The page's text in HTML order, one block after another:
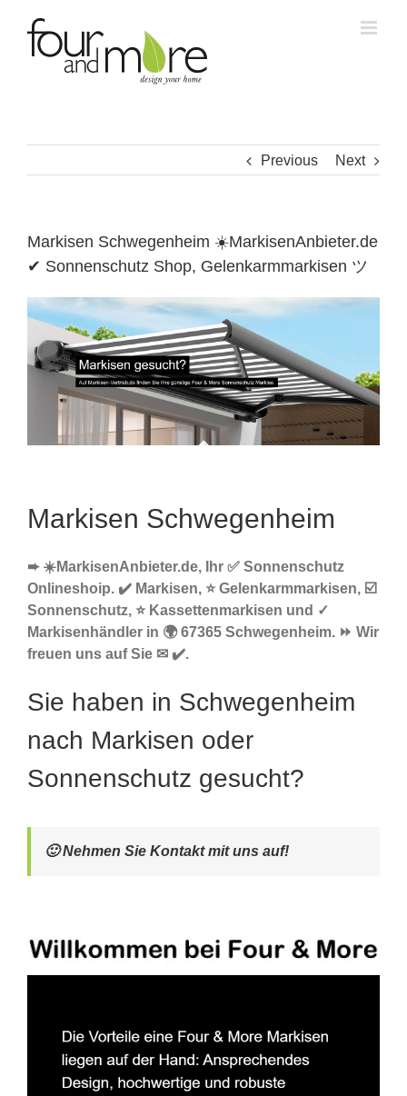
content
Previous Next
Markisen Schwegenheim ☀️MarkisenAnbieter.de
✔ Sonnenschutz Shop, Gelenkarmmarkisen ツ
Markisen Schwegenheim
➨ ☀️MarkisenAnbieter.de, Ihr ✅ Sonnenschutz
Onlineshoip. ✔️ Markisen, ⭐ Gelenkarmmarkisen, ☑️
Sonnenschutz, ⭐ Kassettenmarkisen und ✓
Markisenhändler in 🌍 67365 Schwegenheim. ⏩ Wir
freuen uns auf Sie ✉ ✔️.
Sie haben in Schwegenheim
nach Markisen oder
Sonnenschutz gesucht?
🙂 Nehmen Sie Kontakt mit uns auf!